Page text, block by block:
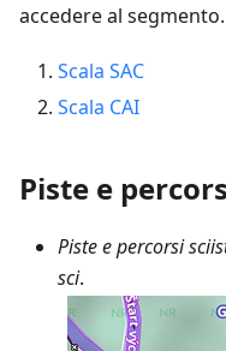
accedere al segmento.
Scala SAC
Scala CAI
Piste e
Piste e percorsi
sci.